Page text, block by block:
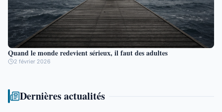
Quand le monde redevient sérieux, il faut des adultes
2 février 2026
Dernières actualités